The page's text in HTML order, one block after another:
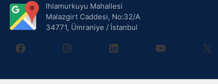
Ihlamurkuyu Mahallesi
Malazgirt Caddesi, No:32/A
34771, Ümraniye / İstanbul
facebookinstagramlinkedin youtube X